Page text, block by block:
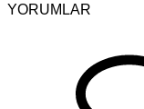
YORUMLAR